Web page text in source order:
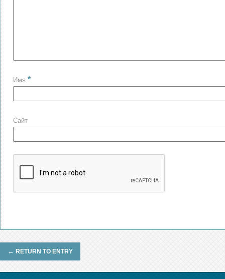
Имя *
Сайт
← RETURN TO ENTRY